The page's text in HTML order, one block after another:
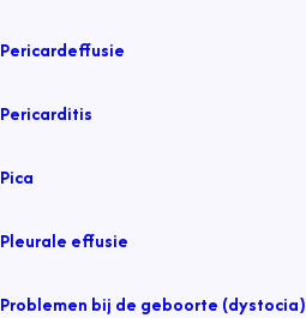
Pericardeffusie
Pericarditis
Pica
Pleurale effusie
Problemen bij de geboorte (dystocia)